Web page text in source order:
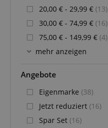
20,00 € - 29,99 € (13)
30,00 € - 74,99 € (16)
75,00 € - 149,99 € (4)
mehr anzeigen
Angebote
Eigenmarke (38)
Jetzt reduziert (16)
Spar Set (16)